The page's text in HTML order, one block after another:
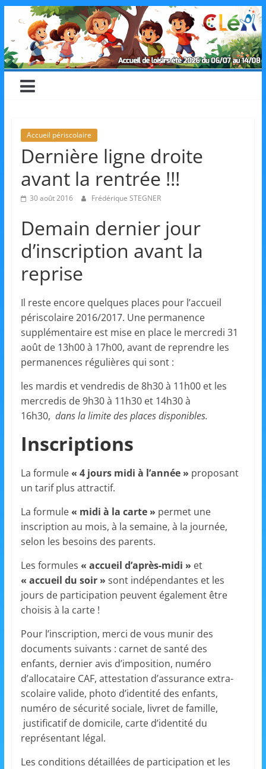
content
CLéA
–
les
Loisirs,
l'éducation
l'Animation
–
Stiring-
Wendel
L
i
i
r
s
,
é
d
c
a
t
i
o
n
e
A
Accueil périscolaire
Dernière ligne droite
avant la rentrée !!!
30 août 2016 Frédérique STEGNER
Demain dernier jour
d’inscription avant la
reprise
Il reste encore quelques places pour l’accueil
périscolaire 2016/2017. Une permanence
supplémentaire est mise en place le mercredi 31
août de 13h00 à 17h00, avant de reprendre les
permanences régulières qui sont :
les mardis et vendredis de 8h30 à 11h00 et les
mercredis de 9h30 à 11h30 et 14h30 à
16h30, dans la limite des places disponibles.
Inscriptions
La formule« 4 jours midi à l’année » proposant
un tarif plus attractif.
La formule« midi à la carte » permet une
inscription au mois, à la semaine, à la journée,
selon les besoins des parents.
Les formules « accueil d’après-midi » et
« accueil du soir » sont indépendantes et les
jours de participation peuvent également être
choisis à la carte !
Pour l’inscription, merci de vous munir des
documents suivants : carnet de santé des
enfants, dernier avis d’imposition, numéro
d’allocataire CAF, attestation d’assurance extra-
scolaire valide, photo d’identité des enfants,
numéro de sécurité sociale, livret de famille,
justificatif de domicile, carte d’identité du
représentant légal.
Les conditions détaillées de participation et les